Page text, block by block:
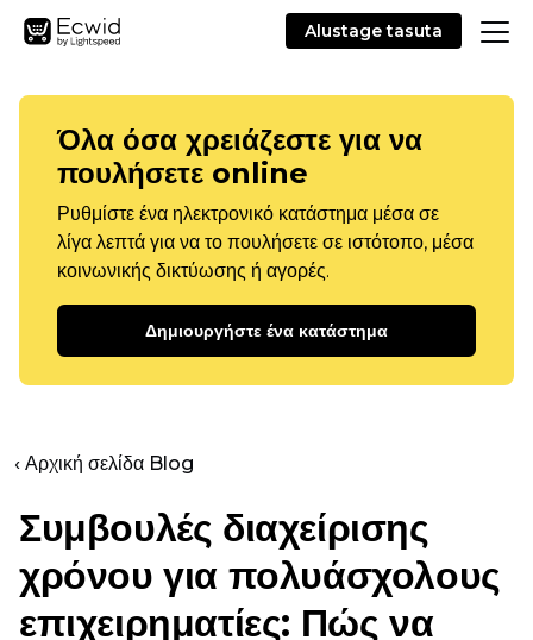
Alustage tasuta
Όλα όσα χρειάζεστε για να
πουλήσετε online
Ρυθμίστε ένα ηλεκτρονικό κατάστημα μέσα σε
λίγα λεπτά για να το πουλήσετε σε ιστότοπο, μέσα
κοινωνικής δικτύωσης ή αγορές.
Δημιουργήστε ένα κατάστημα
‹ Αρχική σελίδα Blog
Συμβουλές διαχείρισης
χρόνου για πολυάσχολους
επιχειρηματίες: Πώς να